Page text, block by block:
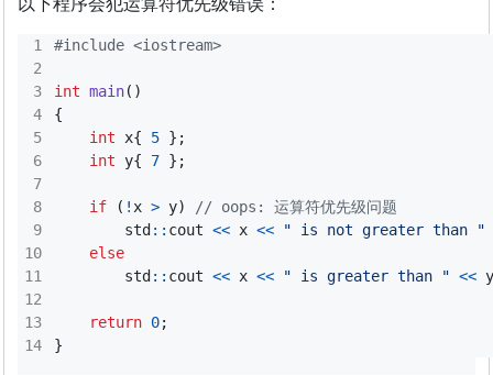
3
4
5
6
7
8
9
10
13
14
#include <iostream>
int main()
{
int
x{ 5 };
int
y{ 7 };
if ( ! x > y)
std :: cout << x <<
" is not greater than "
else
std :: cout << x << " is greater than " << y
return 0;
}